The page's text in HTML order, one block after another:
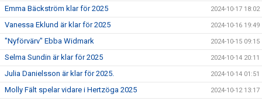
Emma Bäckström klar för 2025 2024-10-17 18:02
Vanessa Eklund är klar för 2025 2024-10-16 19:49
"Nyförvärv" Ebba Widmark 2024-10-15 09:15
Selma Sundin är klar för 2025 2024-10-14 20:11
Julia Danielsson är klar för 2025. 2024-10-14 01:51
Molly Fält spelar vidare i Hertzöga 2025 2024-10-12 13:17